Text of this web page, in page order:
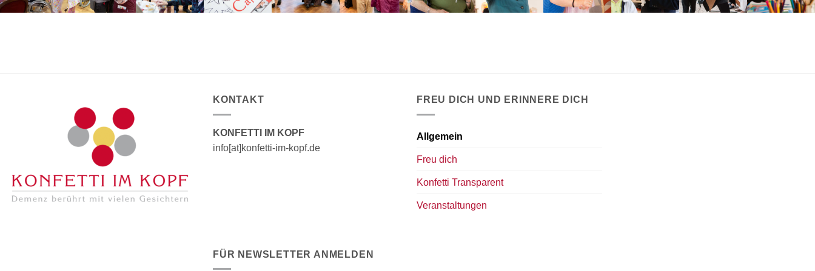
KONTAKT
KONFETTI IM KOPF
info[at]konfetti-im-kopf.de
FREU DICH UND ERINNERE DICH
Allgemein
Freu dich
Konfetti Transparent
Veranstaltungen
FÜR NEWSLETTER ANMELDEN